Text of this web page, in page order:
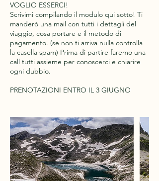
VOGLIO ESSERCI!
Scrivimi compilando il modulo qui sotto! Ti
manderò una mail con tutti i dettagli del
viaggio, cosa portare e il metodo di
pagamento. (se non ti arriva nulla controlla
la casella spam) Prima di partire faremo una
call tutti assieme per conoscerci e chiarire
ogni dubbio.
PRENOTAZIONI ENTRO IL 3 GIUGNO